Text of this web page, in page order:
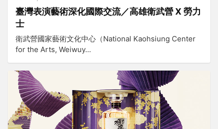
臺灣表演藝術深化國際交流／高雄衛武營 X 勞力
士
衛武營國家藝術文化中心（National Kaohsiung Center
for the Arts, Weiwuy...